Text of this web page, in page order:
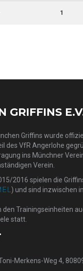
1
GRIFFINS
Griffins wurde
des VfR Angerlohe
ins Münchner
Verein.
2016 spielen die
) und sind inzwischen
den Trainingseinheiten
statt.
Merkens-Weg 4,